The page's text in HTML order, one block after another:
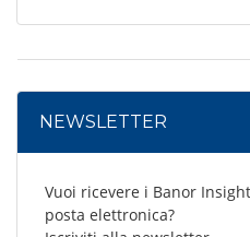
NEWSLETTER
Vuoi ricevere i Banor
posta elettronica?